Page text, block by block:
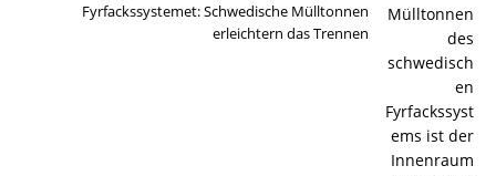
Fyrfackssystemet: Schwedische Mülltonnen
erleichtern das Trennen